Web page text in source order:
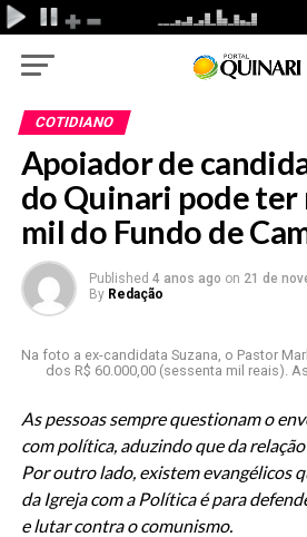
COTIDIANO
Apoiador de
do Quinari pode ter
mil do Fundo de
Published 4 anos ago on 21 de
By Redação
Na foto a ex-candidata Suzana, o Pastor
dos R$ 60.000,00 (sessenta mil reais).
As pessoas sempre questionam o
com política, aduzindo que da
Por outro lado, existem evangélicos
da Igreja com a Política é para
e lutar contra o comunismo.